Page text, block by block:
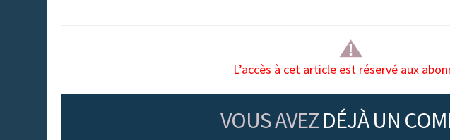
L’accès à cet article est réservé aux
VOUS AVEZ DÉJÀ UN